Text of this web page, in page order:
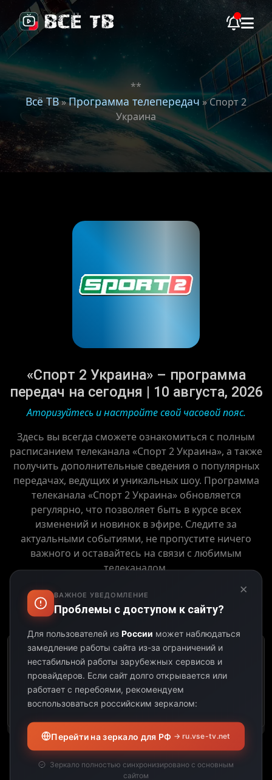
**
Всё ТВ»Программа телепередач » Спорт 2
Украина
«Спорт 2 Украина» – программа
передач на сегодня | 10 августа, 2026
Аторизуйтесь и настройте свой часовой пояс.
Здесь вы всегда сможете ознакомиться с полным
расписанием телеканала «Спорт 2 Украина», а также
получить дополнительные сведения о популярных
передачах, ведущих и уникальных шоу. Программа
телеканала «Спорт 2 Украина» обновляется
регулярно, что позволяет быть в курсе всех
изменений и новинок в эфире. Следите за
актуальными событиями, не пропустите ничего
важного и оставайтесь на связи с любимым
телеканалом.
Выберите дату:
К сожалению, этот
телеканал не
предоставил свою
программу передач на
выбранную дату.
×
ВАЖНОЕ УВЕДОМЛЕНИЕ
Проблемы с доступом к сайту?
Для пользователей из России может наблюдаться
замедление работы сайта из-за ограничений и
нестабильной работы зарубежных сервисов и
провайдеров. Если сайт долго открывается или
работает с перебоями, рекомендуем
воспользоваться российским зеркалом:
Перейти на зеркало для РФ → ru.vse-tv.net
Зеркало полностью синхронизировано с основным
сайтом